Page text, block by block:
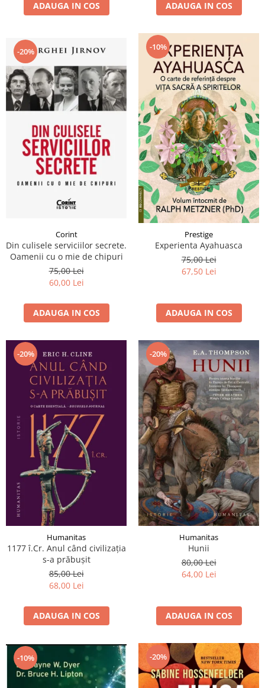
ADAUGA IN COS ADAUGA IN COS
-20%
Corint
Din culisele serviciilor secrete.
Oamenii cu o mie de chipuri
75,00 Lei
60,00 Lei
ADAUGA IN COS
-10%
Prestige
Experienta Ayahuasca
75,00 Lei
67,50 Lei
ADAUGA IN COS
-20%
Humanitas
1177 î.Cr. Anul când civilizaţia
s-a prăbuşit
85,00 Lei
68,00 Lei
ADAUGA IN COS
-20%
Humanitas
Hunii
80,00 Lei
64,00 Lei
ADAUGA IN COS
-10% -20%